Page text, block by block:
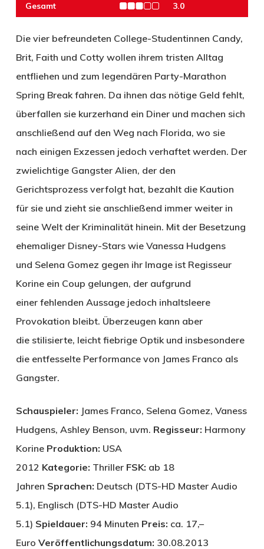
Gesamt 3.0
Die vier befreundeten College-Studentinnen Candy,
Brit, Faith und Cotty wollen ihrem tristen Alltag
entfliehen und zum legendären Party-Marathon
Spring Break fahren. Da ihnen das nötige Geld fehlt,
überfallen sie kurzerhand ein Diner und machen sich
anschließend auf den Weg nach Florida, wo sie
nach einigen Exzessen jedoch verhaftet werden. Der
zwielichtige Gangster Alien, der den
Gerichtsprozess verfolgt hat, bezahlt die Kaution
für sie und zieht sie anschließend immer weiter in
seine Welt der Kriminalität hinein. Mit der Besetzung
ehemaliger Disney-Stars wie Vanessa Hudgens
und Selena Gomez gegen ihr Image ist Regisseur
Korine ein Coup gelungen, der aufgrund
einer fehlenden Aussage jedoch inhaltsleere
Provokation bleibt. Überzeugen kann aber
die stilisierte, leicht fiebrige Optik und insbesondere
die entfesselte Performance von James Franco als
Gangster.
Schauspieler: James Franco, Selena Gomez, Vaness
Hudgens, Ashley Benson, uvm. Regisseur: Harmony
Korine Produktion: USA
2012 Kategorie: Thriller FSK: ab 18
Jahren Sprachen: Deutsch (DTS-HD Master Audio
5.1), Englisch (DTS-HD Master Audio
5.1) Spieldauer: 94 Minuten Preis: ca. 17,–
Euro Veröffentlichungsdatum: 30.08.2013